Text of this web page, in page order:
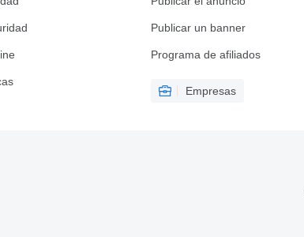
Publicar un banner
Programa de afiliados
Empresas